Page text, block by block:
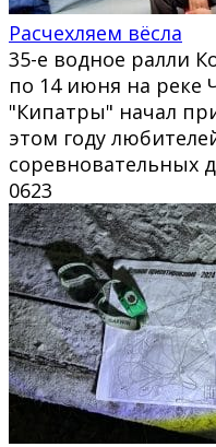
Расчехляем вёсла
35-е водное ралли
по 14 июня на реке
"Кипатры" начал
этом году
соревновательных
0623